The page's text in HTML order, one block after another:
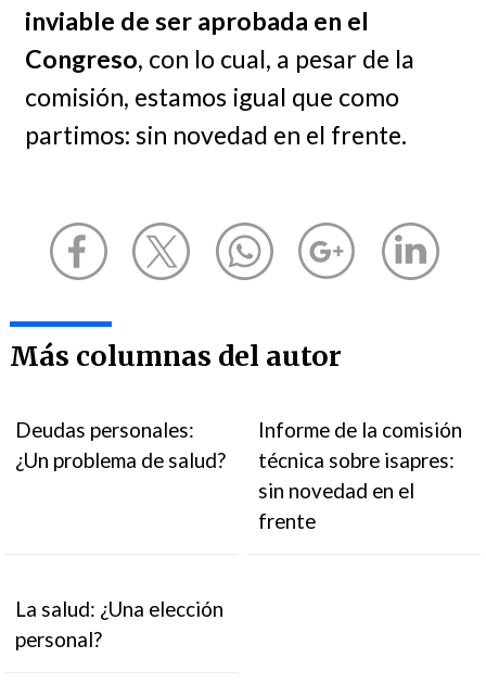
inviable de ser aprobada en el
Congreso, con lo cual, a pesar de la
comisión, estamos igual que como
partimos: sin novedad en el frente.
Más columnas del autor
Deudas personales:
¿Un problema de salud?
Informe de la comisión
técnica sobre isapres:
sin novedad en el
frente
La salud: ¿Una elección
personal?